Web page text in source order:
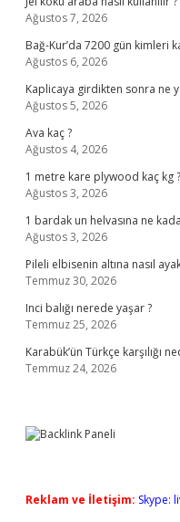
Ağustos 7, 2026
Bağ-Kur’da 7200 gün kimleri
Ağustos 6, 2026
Kaplicaya girdikten sonra ne
Ağustos 5, 2026
Ava kaç ?
Ağustos 4, 2026
1 metre kare plywood kaç kg ?
Ağustos 3, 2026
1 bardak un helvasına ne
Ağustos 3, 2026
Pileli elbisenin altına nasıl
Temmuz 30, 2026
Inci balığı nerede yaşar ?
Temmuz 25, 2026
Karabük’ün Türkçe karşılığı
Temmuz 24, 2026
Reklam ve İletişim: Skype: